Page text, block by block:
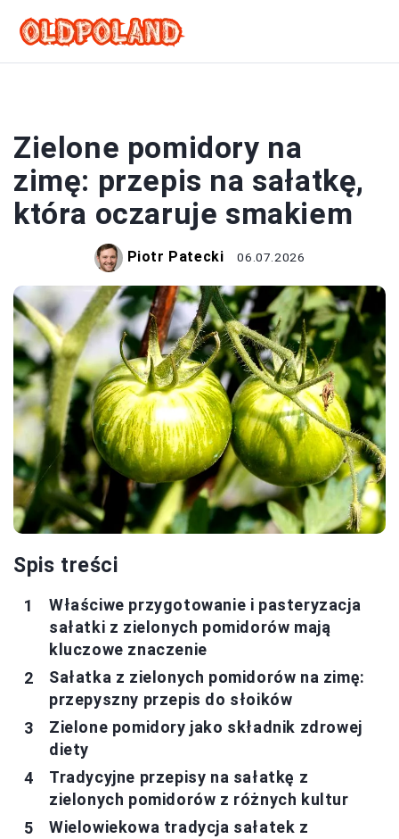
Zielone pomidory na
zimę: przepis na sałatkę,
która oczaruje smakiem
Piotr Patecki 06.07.2026
Spis treści
Właściwe przygotowanie i pasteryzacja
sałatki z zielonych pomidorów mają
kluczowe znaczenie
Sałatka z zielonych pomidorów na zimę:
przepyszny przepis do słoików
Zielone pomidory jako składnik zdrowej
diety
Tradycyjne przepisy na sałatkę z
zielonych pomidorów z różnych kultur
Wielowiekowa tradycja sałatek z